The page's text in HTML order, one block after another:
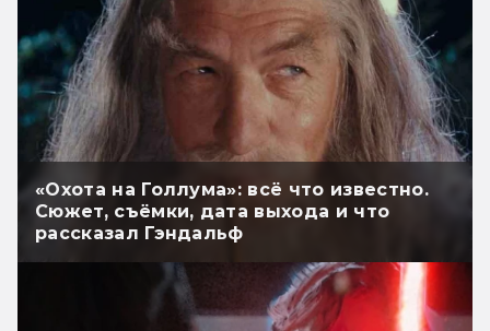
«Охота на Голлума»: всё что известно.
Сюжет, съёмки, дата выхода и что
рассказал Гэндальф